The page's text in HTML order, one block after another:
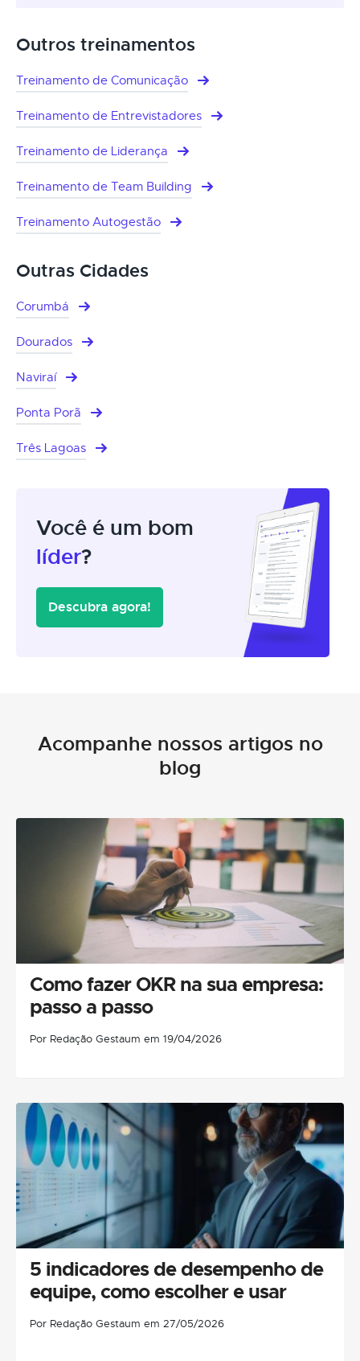
Outros treinamentos
Treinamento de Comunicação
Treinamento de Entrevistadores
Treinamento de Liderança
Treinamento de Team Building
Treinamento Autogestão
Outras Cidades
Corumbá
Dourados
Naviraí
Ponta Porã
Três Lagoas
Você é um bom
líder?
Descubra agora!
Acompanhe nossos artigos no
blog
Como fazer OKR na sua empresa:
passo a passo
Por Redação Gestaum em 19/04/2026
5 indicadores de desempenho de
equipe, como escolher e usar
Por Redação Gestaum em 27/05/2026